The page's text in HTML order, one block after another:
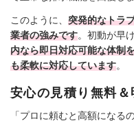
このように、 突発的なトラ
業者の強みです。初動が早
内なら即日対応可能な体制
も柔軟に対応しています。
安心の見積り無料
「プロに頼むと高額にな